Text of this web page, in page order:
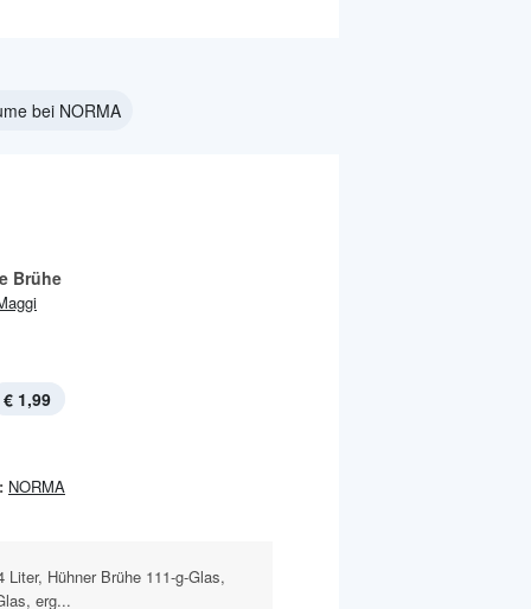
bei NORMA
Brühe
€ 1,99
NORMA
Liter, Hühner Brühe 111-g-Glas,
erg...